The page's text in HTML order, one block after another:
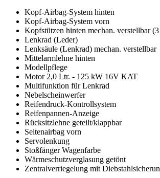
Kopf-Airbag-System hinten
Kopf-Airbag-System vorn
Kopfstützen hinten mechan. verstellbar
Lenkrad (Leder)
Lenksäule (Lenkrad) mechan. verstellbar
Mittelarmlehne hinten
Modellpflege
Motor 2,0 Ltr. - 125 kW 16V KAT
Multifunktion für Lenkrad
Nebelscheinwerfer
Reifendruck-Kontrollsystem
Reifenpannen-Anzeige
Rücksitzlehne geteilt/klappbar
Seitenairbag vorn
Servolenkung
Stoßfänger Wagenfarbe
Wärmeschutzverglasung getönt
Zentralverriegelung mit